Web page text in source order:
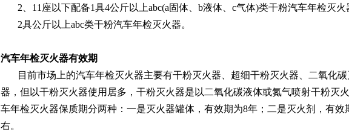
2、11座以下配备1具4公斤以上abc(a固体、b液体、c气体)类干粉汽车年检灭火
2具公斤以上abc类干粉汽车年检灭火器。
汽车年检灭火器有效期
目前市场上的汽车年检灭火器主要有干粉灭火器、超细干粉灭火器、二氧化
器，但以干粉灭火器使用居多，干粉灭火器是以二氧化碳液体或氮气喷射干粉灭
车年检灭火器保质期分两种：一是灭火器罐体，有效期为8年 ； 二是灭火剂，有效
右。